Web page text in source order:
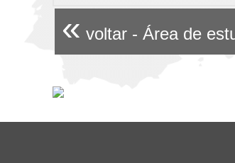
« voltar - Área de